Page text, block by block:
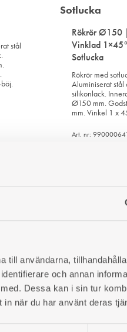
till användarna,
och annan
Dessa kan i sin tur
när du har använt deras
ÖNSKELISTA
stål
Rökrör Ø150 |
Vinklad
Sotlucka
Rökrör med
Aluminiserat stål
silikonlack.
Ø150 mm.
mm. Vinkel 1 x
Art. nr: 990000641
Godstjocklek 2
Art. nr:
533 kr